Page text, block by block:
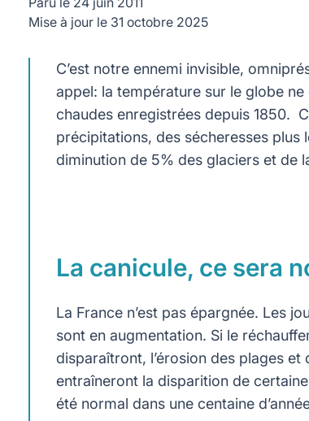
Mise à jour le 31 octobre 2025
C’est notre ennemi invisible,
appel: la température sur le globe
chaudes enregistrées depuis 1850.
précipitations, des sécheresses plus
diminution de 5% des glaciers et de
La canicule, ce sera
La France n’est pas épargnée. Les
sont en augmentation. Si le
disparaîtront, l’érosion des plages
entraîneront la disparition de
été normal dans une centaine